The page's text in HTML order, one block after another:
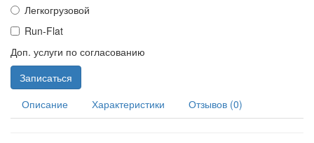
Легкогрузовой
Run-Flat
Доп. услуги по согласованию
Записаться
Описание
Характеристики Отзывов (0)